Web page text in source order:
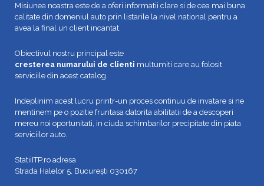
Misiunea noastra este de a oferi informatii clare si de cea mai buna
calitate din domeniul auto prin listarile la nivel national pentru a
avea la final un client incantat.
Obiectivul nostru principal este
cresterea numarului de clienti multumiti care au folosit
serviciile din acest catalog.
Indeplinim acest lucru printr-un proces continuu de invatare si ne
mentinem pe o pozitie fruntasa datorita abilitatii de a descoperi
mereu noi oportunitati, in ciuda schimbarilor precipitate din piata
serviciilor auto.
StatiiITP.ro adresa
Strada Halelor 5, București 030167